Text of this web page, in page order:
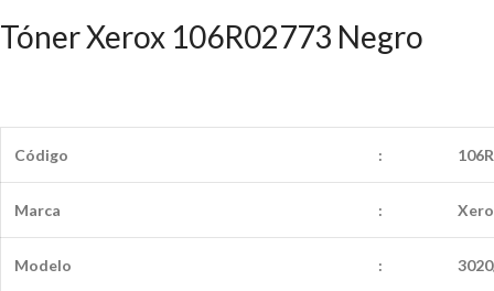
Tóner Xerox 106R02773 Negro
Código :
Marca :
Modelo :